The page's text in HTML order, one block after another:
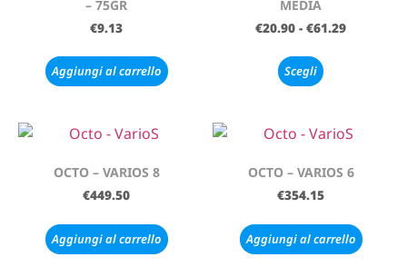
– 75GR
€9.13
Aggiungi al carrello
MEDIA
€20.90 - €61.29
Scegli
OCTO – VARIOS 8
€449.50
Aggiungi al carrello
OCTO – VARIOS 6
€354.15
Aggiungi al carrello